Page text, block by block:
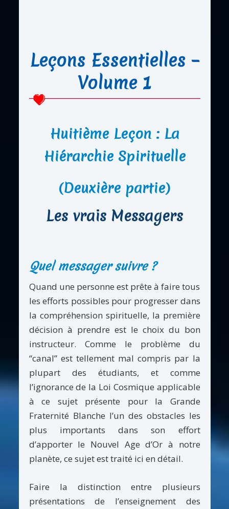
Leçons Essentielles –
Volume 1
Huitième Leçon : La
Hiérarchie Spirituelle
(Deuxière partie)
Les vrais Messagers
Quel messager suivre ?
Quand une personne est prête à faire tous
les efforts possibles pour progresser dans
la compréhension spirituelle, la première
décision à prendre est le choix du bon
instructeur. Comme le problème du
“canal” est tellement mal compris par la
plupart des étudiants, et comme
l’ignorance de la Loi Cosmique applicable
à ce sujet présente pour la Grande
Fraternité Blanche l’un des obstacles les
plus importants dans son effort
d’apporter le Nouvel Age d’Or à notre
planète, ce sujet est traité ici en détail.
Faire la distinction entre plusieurs
présentations de l’enseignement des